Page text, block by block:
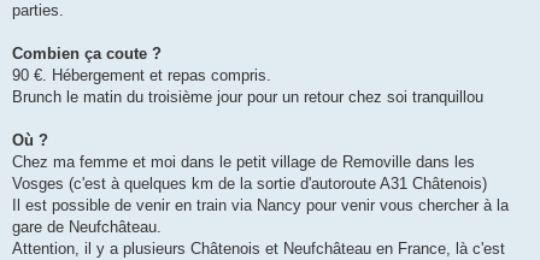
parties.
Combien ça coute ?
90 €. Hébergement et repas compris.
Brunch le matin du troisième jour pour un retour chez soi tranquillou
Où ?
Chez ma femme et moi dans le petit village de Removille dans les
Vosges (c'est à quelques km de la sortie d'autoroute A31 Châtenois)
Il est possible de venir en train via Nancy pour venir vous chercher à la
gare de Neufchâteau.
Attention, il y a plusieurs Châtenois et Neufchâteau en France, là c'est